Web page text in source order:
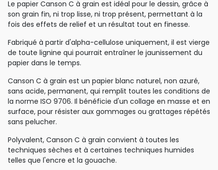
Le papier Canson C à grain est idéal pour le dessin, grâce à
son grain fin, ni trop lisse, ni trop présent, permettant à la
fois des effets de relief et un résultat tout en finesse.
Fabriqué à partir d'alpha-cellulose uniquement, il est vierge
de toute lignine qui pourrait entraîner le jaunissement du
papier dans le temps.
Canson C à grain est un papier blanc naturel, non azuré,
sans acide, permanent, qui remplit toutes les conditions de
la norme ISO 9706. Il bénéficie d'un collage en masse et en
surface, pour résister aux gommages ou grattages répétés
sans pelucher.
Polyvalent, Canson C à grain convient à toutes les
techniques sèches et à certaines techniques humides
telles que l'encre et la gouache.